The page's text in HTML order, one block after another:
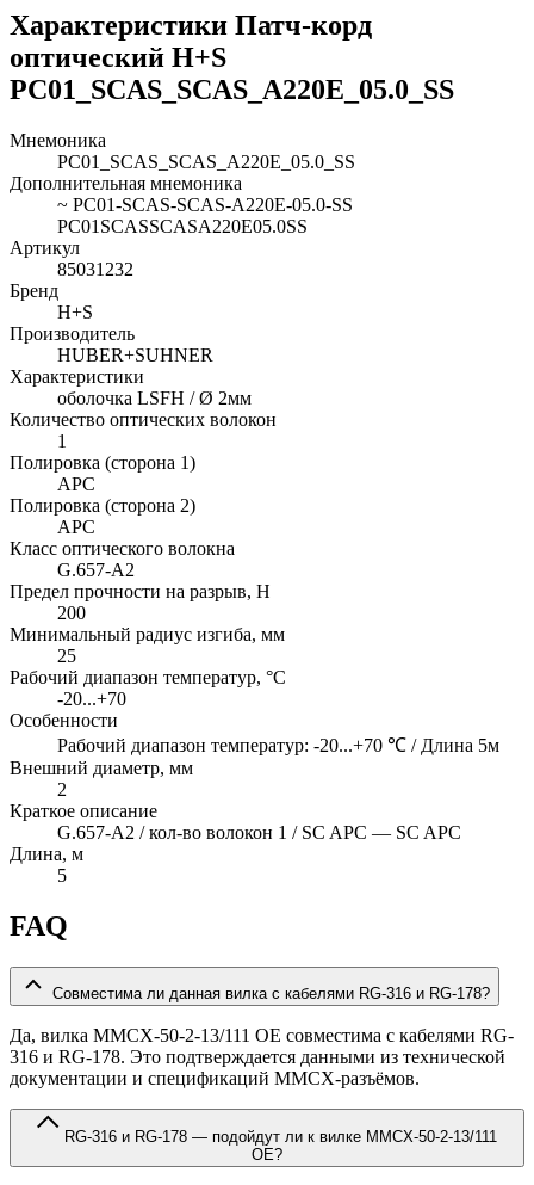
Характеристики Патч-корд
оптический H+S
PC01_SCAS_SCAS_A220E_05.0_SS
Мнемоника
PC01_SCAS_SCAS_A220E_05.0_SS
Дополнительная мнемоника
~ PC01-SCAS-SCAS-A220E-05.0-SS
PC01SCASSCASA220E05.0SS
Артикул
85031232
Бренд
H+S
Производитель
HUBER+SUHNER
Характеристики
оболочка LSFH / Ø 2мм
Количество оптических волокон
1
Полировка (сторона 1)
APC
Полировка (сторона 2)
APC
Класс оптического волокна
G.657-A2
Предел прочности на разрыв, H
200
Минимальный радиус изгиба, мм
25
Рабочий диапазон температур, °C
-20...+70
Особенности
Рабочий диапазон температур: -20...+70 ℃ / Длина 5м
Внешний диаметр, мм
2
Краткое описание
G.657-A2 / кол-во волокон 1 / SC APC — SC APC
Длина, м
5
FAQ
Совместима ли данная вилка с кабелями RG-316 и RG-178?
Да, вилка MMCX-50-2-13/111 OE совместима с кабелями RG-
316 и RG-178. Это подтверждается данными из технической
документации и спецификаций MMCX-разъёмов.
OE?